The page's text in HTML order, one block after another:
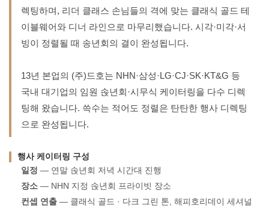
렉팅하며, 리더 클래스 손님들의 격에 맞는 클래식 골드 테
이블웨어와 디너 라인으로 마무리했습니다. 시각·미각·서
빙이 정렬될 때 송년회의 결이 완성됩니다.
13년 본업의 (주)드호는 NHN·삼성·LG·CJ·SK·KT&G 등
국내 대기업의 임원 솑년회·시무식 케이터링을 다수 디렉
팅해 왔습니다. 쓱수는 적어도 정렬은 탄탄한 행사 디렉팅
으로 완성됩니다.
행사 케이터링 구성
일정 — 연말 솑년회 저녁 시간대 진행
장소 — NHN 지정 솑년회 프라이빗 장소
컨셉 연출 — 클래식 골드 · 다크 그린 톤, 해피호리데이 세셔널